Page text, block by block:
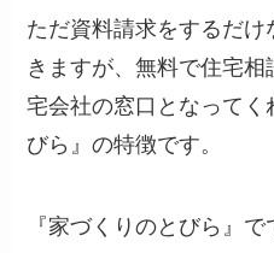
ただ資料請求をするだ
きますが、無料で住宅
宅会社の窓口となってく
びら』の特徴です。
『家づくりのとびら』